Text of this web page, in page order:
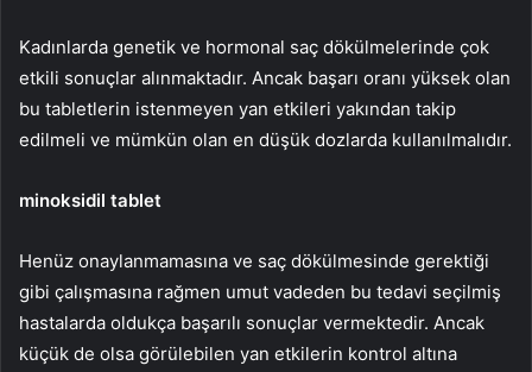
Kadınlarda genetik ve hormonal saç dökülmelerinde çok
etkili sonuçlar alınmaktadır. Ancak başarı oranı yüksek olan
bu tabletlerin istenmeyen yan etkileri yakından takip
edilmeli ve mümkün olan en düşük dozlarda kullanılmalıdır.
minoksidil tablet
Henüz onaylanmamasına ve saç dökülmesinde gerektiği
gibi çalışmasına rağmen umut vadeden bu tedavi seçilmiş
hastalarda oldukça başarılı sonuçlar vermektedir. Ancak
küçük de olsa görülebilen yan etkilerin kontrol altına